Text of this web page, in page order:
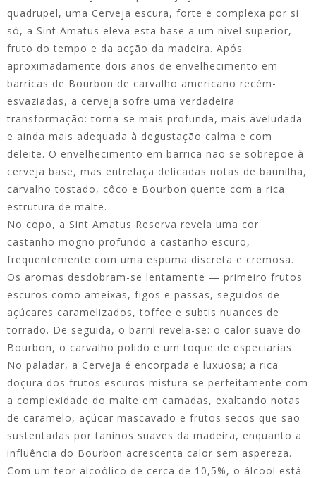
quadrupel, uma Cerveja escura, forte e complexa por si
só, a Sint Amatus eleva esta base a um nível superior,
fruto do tempo e da acção da madeira. Após
aproximadamente dois anos de envelhecimento em
barricas de Bourbon de carvalho americano recém-
esvaziadas, a cerveja sofre uma verdadeira
transformação: torna-se mais profunda, mais aveludada
e ainda mais adequada à degustação calma e com
deleite. O envelhecimento em barrica não se sobrepõe à
cerveja base, mas entrelaça delicadas notas de baunilha,
carvalho tostado, côco e Bourbon quente com a rica
estrutura de malte.
No copo, a Sint Amatus Reserva revela uma cor
castanho mogno profundo a castanho escuro,
frequentemente com uma espuma discreta e cremosa.
Os aromas desdobram-se lentamente — primeiro frutos
escuros como ameixas, figos e passas, seguidos de
açúcares caramelizados, toffee e subtis nuances de
torrado. De seguida, o barril revela-se: o calor suave do
Bourbon, o carvalho polido e um toque de especiarias.
No paladar, a Cerveja é encorpada e luxuosa; a rica
doçura dos frutos escuros mistura-se perfeitamente com
a complexidade do malte em camadas, exaltando notas
de caramelo, açúcar mascavado e frutos secos que são
sustentadas por taninos suaves da madeira, enquanto a
influência do Bourbon acrescenta calor sem aspereza.
Com um teor alcoólico de cerca de 10,5%, o álcool está